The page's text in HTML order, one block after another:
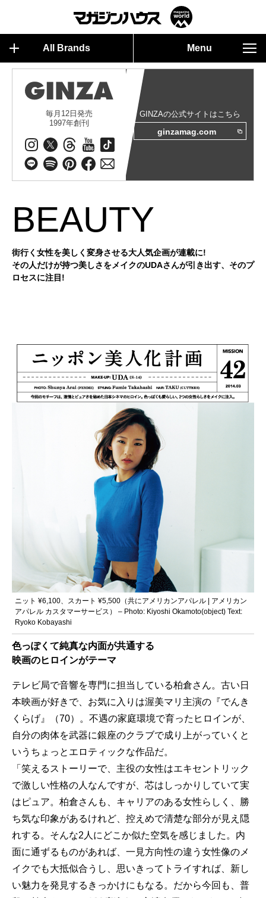
All Brands Menu
毎月12日発売
1997年創刊
GINZAの公式サイトはこちら
ginzamag.com
BEAUTY
街行く女性を美しく変身させる大人気企画が連載に!
その人だけが持つ美しさをメイクのUDAさんが引き出す、そのプ
ロセスに注目!
ニット ¥6,100、スカート ¥5,500（共にアメリカンアパレル | アメリカン
アパレル カスタマーサービス） – Photo: Kiyoshi Okamoto(object) Text:
Ryoko Kobayashi
色っぽくて純真な内面が共通する
映画のヒロインがテーマ
テレビ局で音響を専門に担当している柏倉さん。古い日
本映画が好きで、お気に入りは渥美マリ主演の『でんき
くらげ』（70）。不遇の家庭環境で育ったヒロインが、
自分の肉体を武器に銀座のクラブで成り上がっていくと
いうちょっとエロティックな作品だ。
「笑えるストーリーで、主役の女性はエキセントリック
で激しい性格の人なんですが、芯はしっかりしていて実
はピュア。柏倉さんも、キャリアのある女性らしく、勝
ち気な印象があるけれど、控えめで清楚な部分が見え隠
れする。そんな2人にどこか似た空気を感じました。内
面に通ずるものがあれば、一見方向性の違う女性像のメ
イクでも大抵似合うし、思いきってトライすれば、新し
い魅力を発見するきっかけにもなる。だから今回も、普